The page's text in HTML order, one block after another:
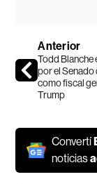
Anterior
Todd Blanche
por el Senado
como fiscal
Trump
Convertí
noticias